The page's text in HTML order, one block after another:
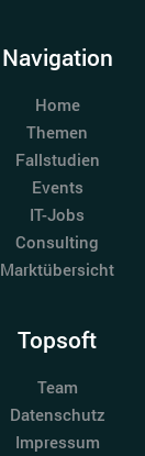
Navigation
Home
Themen
Fallstudien
Events
IT-Jobs
Consulting
Marktübersicht
Topsoft
Team
Datenschutz
Impressum